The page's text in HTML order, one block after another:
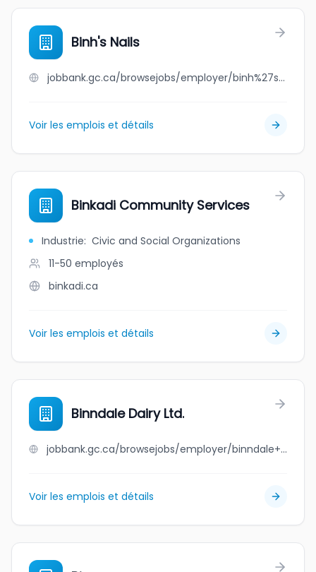
Binh's Nails
jobbank.gc.ca/browsejobs/employer/binh%27s+nails/ca
Voir les emplois et détails
Binkadi Community Services
Industrie: Civic and Social Organizations
11-50 employés
binkadi.ca
Voir les emplois et détails
Binndale Dairy Ltd.
jobbank.gc.ca/browsejobs/employer/binndale+dairy+ltd./ca
Voir les emplois et détails